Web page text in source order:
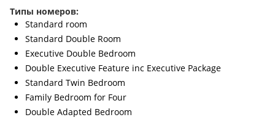
Типы номеров:
Standard room
Standard Double Room
Executive Double Bedroom
Double Executive Feature inc Executive Package
Standard Twin Bedroom
Family Bedroom for Four
Double Adapted Bedroom